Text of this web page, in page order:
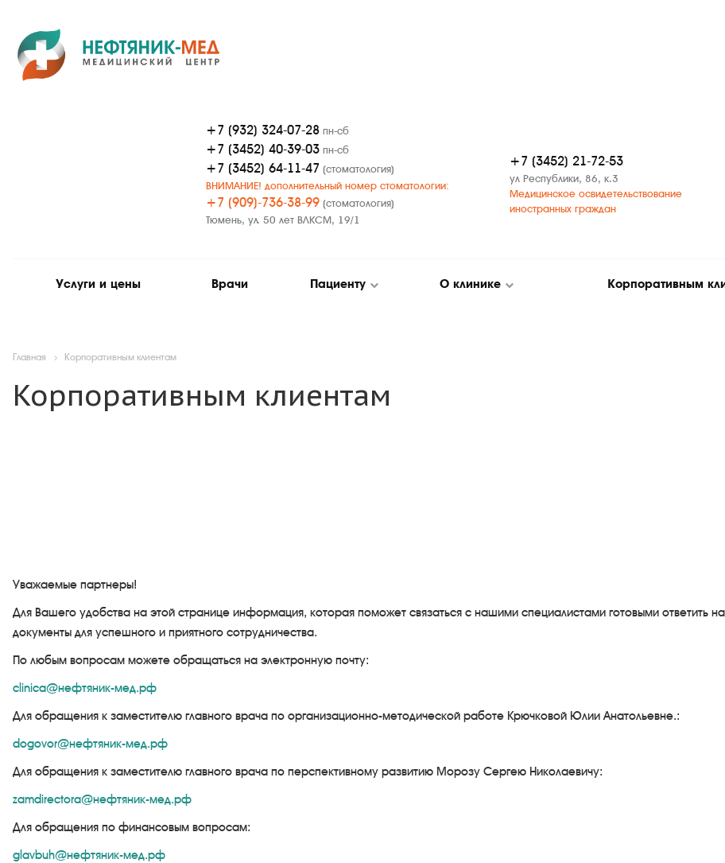
+7 (932) 324-07-28 пн-сб
+7 (3452) 40-39-03 пн-сб
+7 (3452) 64-11-47 (стоматология)
ВНИМАНИЕ! дополнительный номер стоматологии:
+7 (909)-736-38-99 (стоматология)
Тюмень, ул. 50 лет ВЛКСМ, 19/1
+7 (3452) 21-72-53
ул Республики, 86, к.3
Медицинское освидетельствование
иностранных граждан
Услуги и цены Врачи Пациенту О клинике Корпоративным
Главная Корпоративным клиентам
Корпоративным клиентам
Уважаемые партнеры!
Для Вашего удобства на этой странице информация, которая поможет связаться с нашими специалистами готовыми
документы для успешного и приятного сотрудничества.
По любым вопросам можете обращаться на электронную почту:
clinica@нефтяник-мед.рф
Для обращения к заместителю главного врача по организационно-методической работе Крючковой Юлии Анатольевне.:
dogovor@нефтяник-мед.рф
Для обращения к заместителю главного врача по перспективному развитию Морозу Сергею Николаевичу:
zamdirectora@нефтяник-мед.рф
Для обращения по финансовым вопросам:
glavbuh@нефтяник-мед.рф